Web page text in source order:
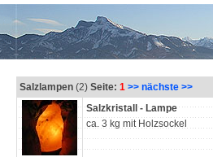
Salzlampen (2) Seite: 1 >> nächste >>
Salzkristall - Lampe
ca. 3 kg mit Holzsockel